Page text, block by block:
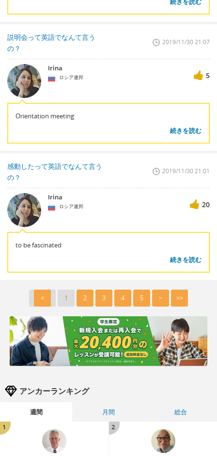
説明会って英語でなんて言う
の？
2019/11/30 21:07
Irina
ロシア連邦 5
Orientation meeting
続きを読む
感動したって英語でなんて言う
の？
2019/11/30 21:01
Irina
ロシア連邦 20
to be fascinated
続きを読む
< 1 2 3 4 5 > >>
アンカーランキング
週間 月間
総合
1
2